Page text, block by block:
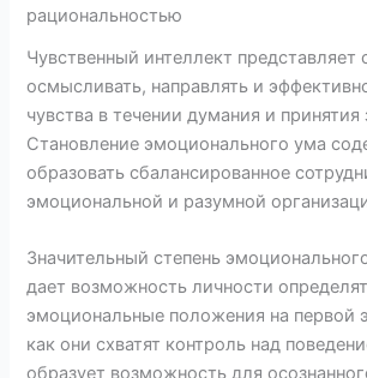
рациональностью
Чувственный интеллект представляет
осмысливать, направлять и
чувства в течении думания и
Становление эмоционального ума
образовать сбалансированное
эмоциональной и разумной
Значительный степень
дает возможность личности
эмоциональные положения на первой
как они схватят контроль над
образует возможность для